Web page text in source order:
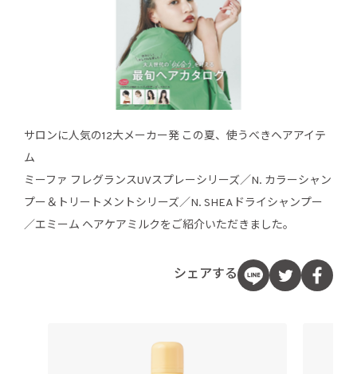
サロンに人気の12大メーカー発 この夏、使うべきヘアアイテ
ム
ミーファ フレグランスUVスプレーシリーズ／N. カラーシャン
プー＆トリートメントシリーズ／N. SHEAドライシャンプー
／エミーム ヘアケアミルクをご紹介いただきました。
シェアする